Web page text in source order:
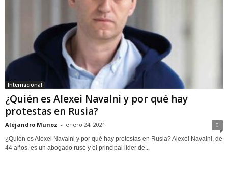
Internacional
¿Quién es Alexei Navalni y por qué hay
protestas en Rusia?
Alejandro Munoz - enero 24, 2021 0
¿Quién es Alexei Navalni y por qué hay protestas en Rusia? Alexei Navalni, de
44 años, es un abogado ruso y el principal líder de...